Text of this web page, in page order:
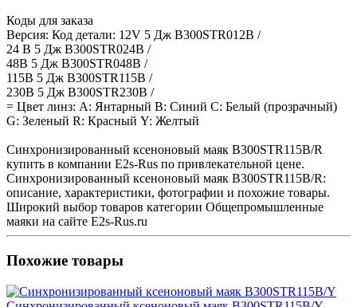
Коды для заказа
Версия: Код детали: 12V 5 Дж B300STR012B /
24 В 5 Дж B300STR024B /
48В 5 Дж B300STR048B /
115В 5 Дж B300STR115B /
230В 5 Дж B300STR230B /
= Цвет линз: А: Янтарный B: Синий C: Белый (прозрачный)
G: Зеленый R: Красный Y: Желтый
Синхронизированный ксеноновый маяк B300STR115B/R
купить в компании E2s-Rus по привлекательной цене.
Синхронизированный ксеноновый маяк B300STR115B/R:
описание, характеристики, фотографии и похожие товары.
Широкий выбор товаров категории Общепромышленные
маяки на сайте E2s-Rus.ru
Похожие товары